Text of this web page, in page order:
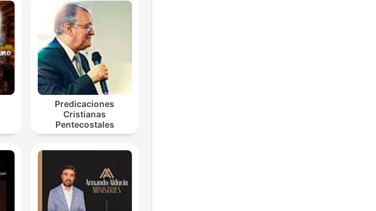
Predicaciones
Cristianas
Pentecostales